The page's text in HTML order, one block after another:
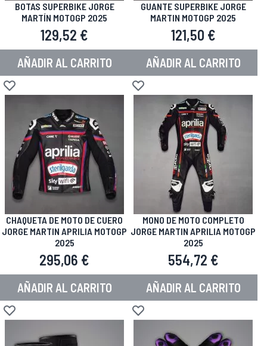
BOTAS SUPERBIKE JORGE
MARTÍN MOTOGP 2025
129,52 €
AÑADIR AL CARRITO
Añadir a la Lista de Deseos
GUANTE SUPERBIKE JORGE
MARTIN MOTOGP 2025
121,50 €
AÑADIR AL CARRITO
Añadir a la Lista de Deseos
CHAQUETA DE MOTO DE CUERO
JORGE MARTIN APRILIA MOTOGP
2025
295,06 €
AÑADIR AL CARRITO
Añadir a la Lista de Deseos
MONO DE MOTO COMPLETO
JORGE MARTIN APRILIA MOTOGP
2025
554,72 €
AÑADIR AL CARRITO
Añadir a la Lista de Deseos